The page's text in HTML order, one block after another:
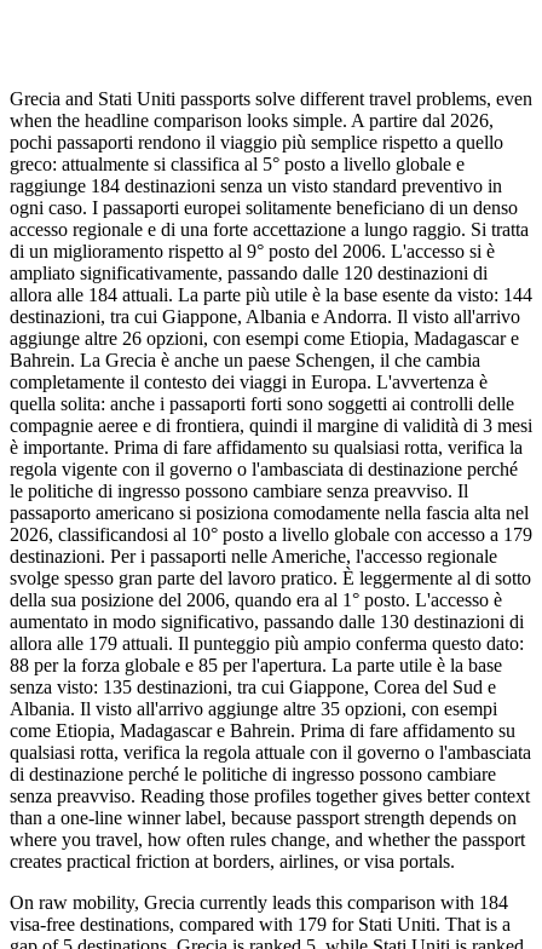
Grecia and Stati Uniti passports solve different travel problems, even
when the headline comparison looks simple. A partire dal 2026,
pochi passaporti rendono il viaggio più semplice rispetto a quello
greco: attualmente si classifica al 5° posto a livello globale e
raggiunge 184 destinazioni senza un visto standard preventivo in
ogni caso. I passaporti europei solitamente beneficiano di un denso
accesso regionale e di una forte accettazione a lungo raggio. Si tratta
di un miglioramento rispetto al 9° posto del 2006. L'accesso si è
ampliato significativamente, passando dalle 120 destinazioni di
allora alle 184 attuali. La parte più utile è la base esente da visto: 144
destinazioni, tra cui Giappone, Albania e Andorra. Il visto all'arrivo
aggiunge altre 26 opzioni, con esempi come Etiopia, Madagascar e
Bahrein. La Grecia è anche un paese Schengen, il che cambia
completamente il contesto dei viaggi in Europa. L'avvertenza è
quella solita: anche i passaporti forti sono soggetti ai controlli delle
compagnie aeree e di frontiera, quindi il margine di validità di 3 mesi
è importante. Prima di fare affidamento su qualsiasi rotta, verifica la
regola vigente con il governo o l'ambasciata di destinazione perché
le politiche di ingresso possono cambiare senza preavviso. Il
passaporto americano si posiziona comodamente nella fascia alta nel
2026, classificandosi al 10° posto a livello globale con accesso a 179
destinazioni. Per i passaporti nelle Americhe, l'accesso regionale
svolge spesso gran parte del lavoro pratico. È leggermente al di sotto
della sua posizione del 2006, quando era al 1° posto. L'accesso è
aumentato in modo significativo, passando dalle 130 destinazioni di
allora alle 179 attuali. Il punteggio più ampio conferma questo dato:
88 per la forza globale e 85 per l'apertura. La parte utile è la base
senza visto: 135 destinazioni, tra cui Giappone, Corea del Sud e
Albania. Il visto all'arrivo aggiunge altre 35 opzioni, con esempi
come Etiopia, Madagascar e Bahrein. Prima di fare affidamento su
qualsiasi rotta, verifica la regola attuale con il governo o l'ambasciata
di destinazione perché le politiche di ingresso possono cambiare
senza preavviso. Reading those profiles together gives better context
than a one-line winner label, because passport strength depends on
where you travel, how often rules change, and whether the passport
creates practical friction at borders, airlines, or visa portals.
On raw mobility, Grecia currently leads this comparison with 184
visa-free destinations, compared with 179 for Stati Uniti. That is a